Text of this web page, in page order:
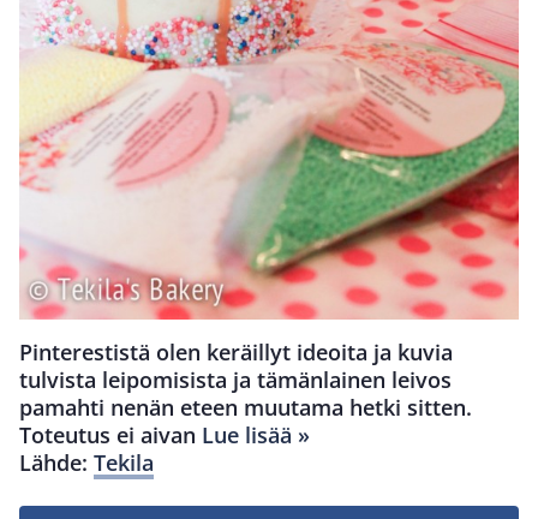
Pinterestistä olen keräillyt ideoita ja kuvia
tulvista leipomisista ja tämänlainen leivos
pamahti nenän eteen muutama hetki sitten.
Toteutus ei aivan Lue lisää »
Lähde: Tekila